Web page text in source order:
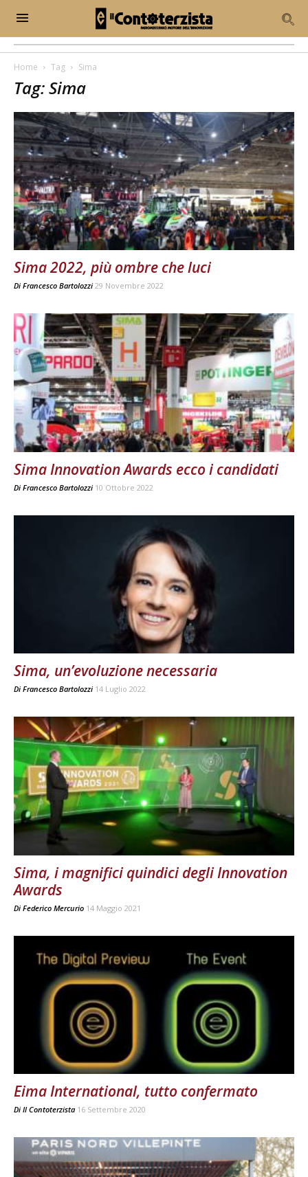
Home Tag Sima
Tag: Sima
Sima 2022, più ombre che luci
Di Francesco Bartolozzi 29 Novembre 2022
Sima Innovation Awards ecco i candidati
Di Francesco Bartolozzi 10 Ottobre 2022
Sima, un’evoluzione necessaria
Di Francesco Bartolozzi 14 Luglio 2022
Sima, i magnifici quindici degli Innovation
Awards
Di Federico Mercurio 14 Maggio 2021
Eima International, tutto confermato
Di Il Contoterzista 16 Settembre 2020